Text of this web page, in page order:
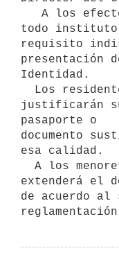
todo instituto
requisito
presentación
Identidad.
justificarán
pasaporte o
documento
esa calidad.
extenderá el
de acuerdo